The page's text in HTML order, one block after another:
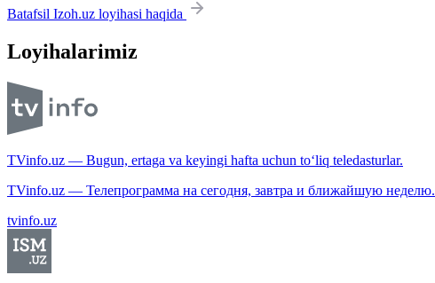
Batafsil Izoh.uz loyihasi haqida
Loyihalarimiz
TVinfo.uz — Bugun, ertaga va keyingi hafta uchun to‘liq teledasturlar.
TVinfo.uz — Телепрограмма на сегодня, завтра и ближайшую неделю.
tvinfo.uz